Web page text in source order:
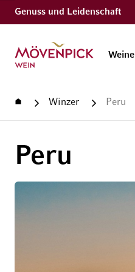
Genuss und Leidenschaft
Zur Startseite
Weine
StartseiteWinzer Peru
Peru